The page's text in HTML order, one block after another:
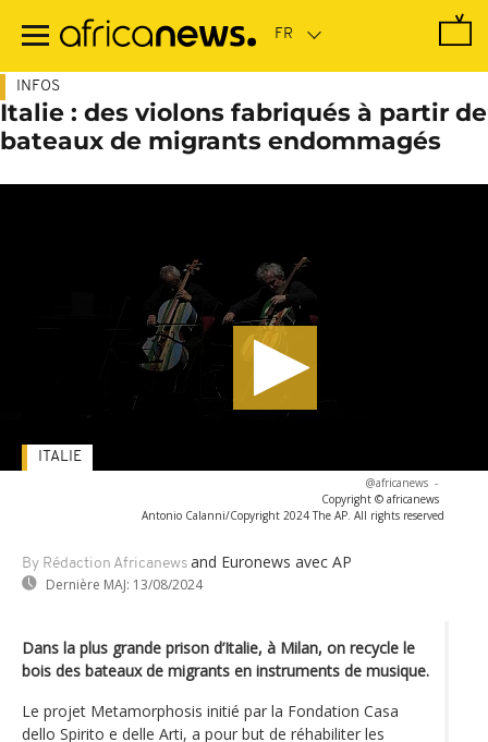
contenu
INFOS
Italie : des violons fabriqués à partir de
bateaux de migrants endommagés
@africanews -
Copyright © africanews
Antonio Calanni/Copyright 2024 The AP. All rights reserved
By Rédaction Africanews and Euronews avec AP
Dernière MAJ: 13/08/2024
ITALIE
Dans la plus grande prison d’Italie, à Milan, on recycle le
bois des bateaux de migrants en instruments de musique.
Le projet Metamorphosis initié par la Fondation Casa
dello Spirito e delle Arti, a pour but de réhabiliter les